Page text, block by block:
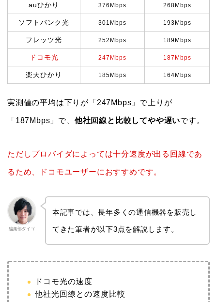
auひかり 376Mbps 268Mbps
ソフトバンク光 301Mbps 193Mbps
フレッツ光 252Mbps 189Mbps
ドコモ光 247Mbps 187Mbps
楽天ひかり 185Mbps 164Mbps
実測値の平均は下りが「247Mbps」で上りが
「187Mbps」で、 他社回線と比較してやや遅いです。
ただしプロバイダによっては十分速度が出る回線であ
るため、ドコモユーザーにおすすめです。
編集部ダイゴ
本記事では、長年多くの通信機器を販売し
てきた筆者が以下3点を解説します。
ドコモ光の速度
他社光回線との速度比較